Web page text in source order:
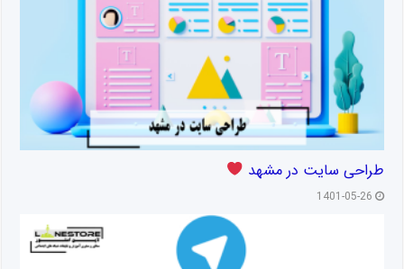
طراحی سایت در مشهد
1401-05-26